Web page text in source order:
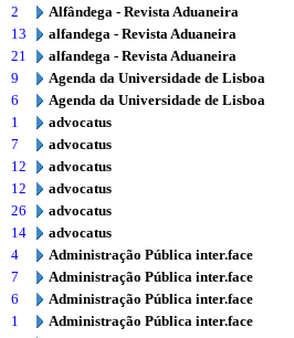
2
Alfândega - Revista Aduaneira
13
alfandega - Revista Aduaneira
21
alfandega - Revista Aduaneira
9
Agenda da Universidade de Lisboa
6
Agenda da Universidade de Lisboa
1
advocatus
7
advocatus
12
advocatus
12
advocatus
26
advocatus
14
advocatus
4
Administração Pública inter.face
7
Administração Pública inter.face
6
Administração Pública inter.face
1
Administração Pública inter.face